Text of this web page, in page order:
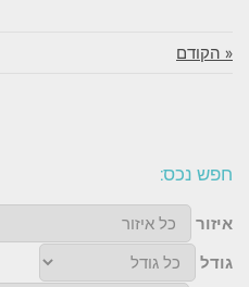
« הקודם
חפש נכס:
איזור
גודל